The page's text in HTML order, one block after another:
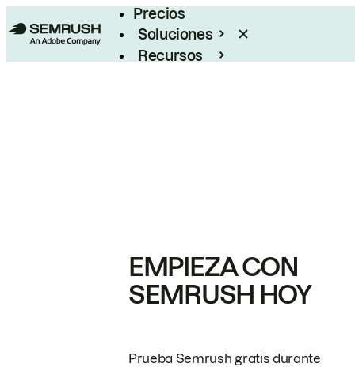
Precios
Soluciones
Recursos
EMPIEZA CON
SEMRUSH HOY
Prueba Semrush gratis durante